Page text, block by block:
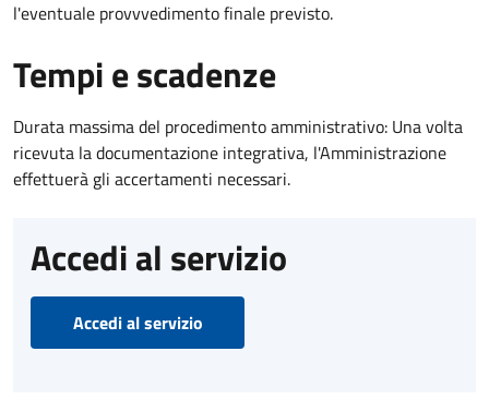
l'eventuale provvvedimento finale previsto.
Tempi e scadenze
Durata massima del procedimento amministrativo: Una volta
ricevuta la documentazione integrativa, l'Amministrazione
effettuerà gli accertamenti necessari.
Accedi al servizio
Accedi al servizio